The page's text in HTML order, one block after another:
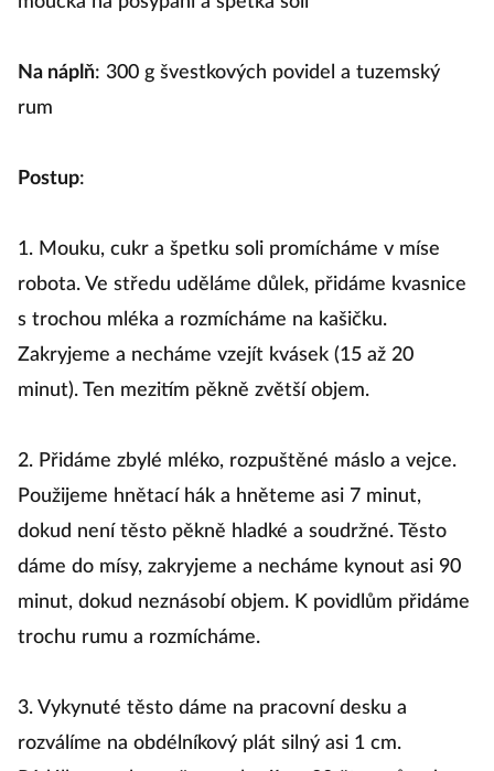
Na náplň: 300 g švestkových povidel a tuzemský
rum
Postup:
1. Mouku, cukr a špetku soli promícháme v míse
robota. Ve středu uděláme důlek, přidáme kvasnice
s trochou mléka a rozmícháme na kašičku.
Zakryjeme a necháme vzejít kvásek (15 až 20
minut). Ten mezitím pěkně zvětší objem.
2. Přidáme zbylé mléko, rozpuštěné máslo a vejce.
Použijeme hnětací hák a hněteme asi 7 minut,
dokud není těsto pěkně hladké a soudržné. Těsto
dáme do mísy, zakryjeme a necháme kynout asi 90
minut, dokud neznásobí objem. K povidlům přidáme
trochu rumu a rozmícháme.
3. Vykynuté těsto dáme na pracovní desku a
rozválíme na obdélníkový plát silný asi 1 cm.